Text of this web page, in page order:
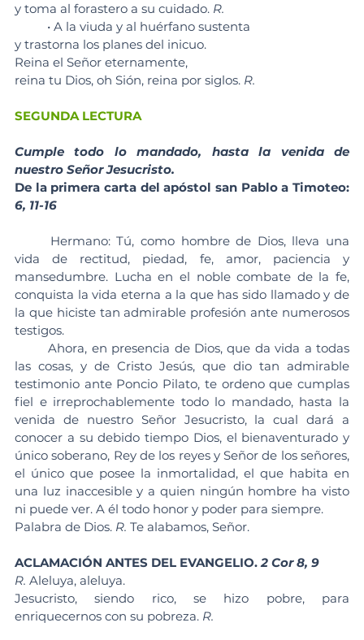
y toma al forastero a su cuidado. R.
	• A la viuda y al huérfano sustenta
y trastorna los planes del inicuo.
Reina el Señor eternamente,
reina tu Dios, oh Sión, reina por siglos. R.
SEGUNDA LECTURA
Cumple todo lo mandado, hasta la venida de
nuestro Señor Jesucristo.
6, 11-16
vida de rectitud, piedad, fe, amor, paciencia y
mansedumbre. Lucha en el noble combate de la fe,
conquista la vida eterna a la que has sido llamado y de
la que hiciste tan admirable profesión ante numerosos
testigos.
	Ahora, en presencia de Dios, que da vida a todas
las cosas, y de Cristo Jesús, que dio tan admirable
testimonio ante Poncio Pilato, te ordeno que cumplas
fiel e irreprochablemente todo lo mandado, hasta la
venida de nuestro Señor Jesucristo, la cual dará a
conocer a su debido tiempo Dios, el bienaventurado y
único soberano, Rey de los reyes y Señor de los señores,
el único que posee la inmortalidad, el que habita en
una luz inaccesible y a quien ningún hombre ha visto
ni puede ver. A él todo honor y poder para siempre.
Palabra de Dios. R. Te alabamos, Señor.
ACLAMACIÓN ANTES DEL EVANGELIO. 2 Cor 8, 9
R. Aleluya, aleluya.
Jesucristo, siendo rico, se hizo pobre, para
enriquecernos con su pobreza. R.